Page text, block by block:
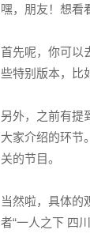
嘿，朋友！想看
首先呢，你可以
些特别版本，比
另外，之前有提
大家介绍的环节
关的节目。
当然啦，具体的
者“一人之下 四